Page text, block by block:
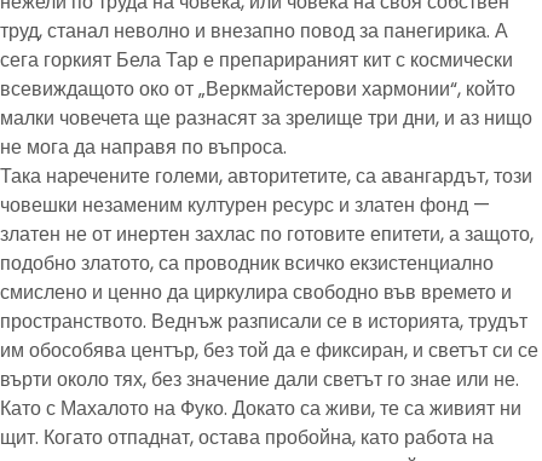
труд, станал неволно и внезапно повод за панегирика. А
сега горкият Бела Тар е препарираният кит с космически
всевиждащото око от „Веркмайстерови хармонии“, който
малки човечета ще разнасят за зрелище три дни, и аз нищо
не мога да направя по въпроса.
Така наречените големи, авторитетите, са авангардът, този
човешки незаменим културен ресурс и златен фонд —
златен не от инертен захлас по готовите епитети, а защото,
подобно златото, са проводник всичко екзистенциално
смислено и ценно да циркулира свободно във времето и
пространството. Веднъж разписали се в историята, трудът
им обособява център, без той да е фиксиран, и светът си се
върти около тях, без значение дали светът го знае или не.
Като с Махалото на Фуко. Докато са живи, те са живият ни
щит. Когато отпаднат, остава пробойна, като работа на